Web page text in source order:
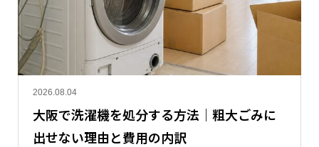
2026.08.04
大阪で洗濯機を処分する方法｜粗大ごみに
出せない理由と費用の内訳